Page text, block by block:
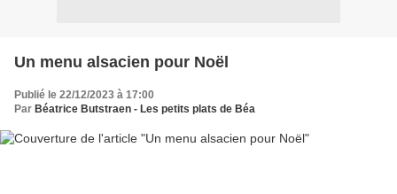
Un menu alsacien pour Noël
Publié le 22/12/2023 à 17:00
Par Béatrice Butstraen - Les petits plats de Béa